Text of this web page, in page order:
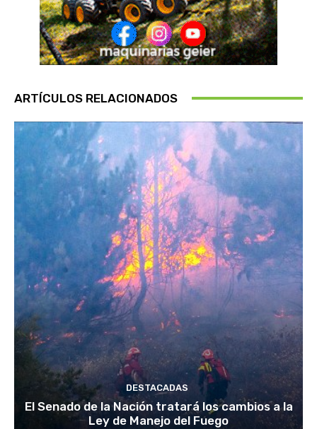
ARTÍCULOS RELACIONADOS
DESTACADAS
El Senado de la Nación tratará los cambios a la
Ley de Manejo del Fuego